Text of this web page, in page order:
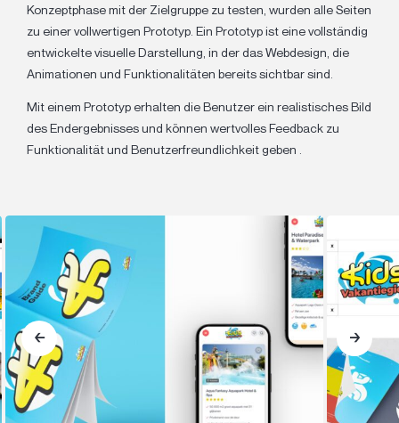
Konzeptphase mit der Zielgruppe zu testen, wurden alle Seiten
zu einer vollwertigen Prototyp . Ein Prototyp ist eine vollständig
entwickelte visuelle Darstellung, in der das Webdesign, die
Animationen und Funktionalitäten bereits sichtbar sind.
Mit einem Prototyp erhalten die Benutzer ein realistisches Bild
des Endergebnisses und können wertvolles Feedback zu
Funktionalitätund Benutzerfreundlichkeit geben